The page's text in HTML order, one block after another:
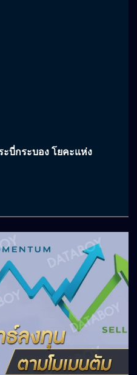
บี่กระบอง โยคะแห่ง